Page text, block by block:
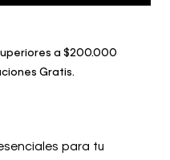
a $200.000
Gratis.
para tu